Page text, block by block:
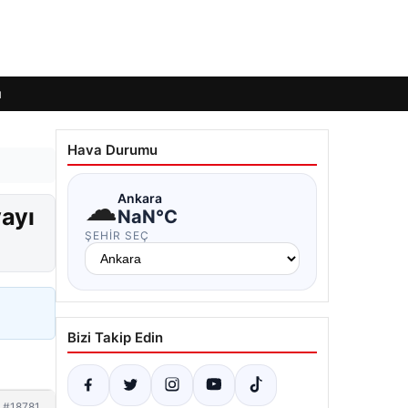
Hava Durumu
☁Ankara
NaN°C
ŞEHIR SEÇ
Bizi Takip Edin